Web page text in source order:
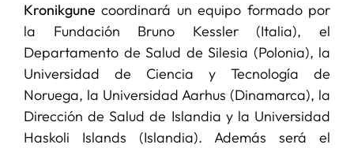
Kronikgunecoordinará un equipo formado por
la Fundación Bruno Kessler (Italia), el
Departamento de Salud de Silesia (Polonia), la
Universidad de Ciencia y Tecnología de
Noruega, la Universidad Aarhus (Dinamarca), la
Dirección de Salud de Islandia y la Universidad
Haskoli Islands (Islandia). Además será el